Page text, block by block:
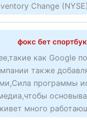
Change
фокс бет
как Google
также
программы
много